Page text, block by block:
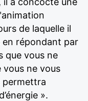
de laquelle il
en répondant par
que vous ne
vous ne vous
permettra
».